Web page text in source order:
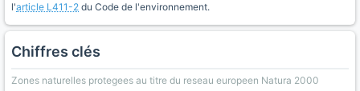
l'article L411-2 du Code de l'environnement.
Chiffres clés
Zones naturelles protegees au titre du reseau europeen Natura 2000